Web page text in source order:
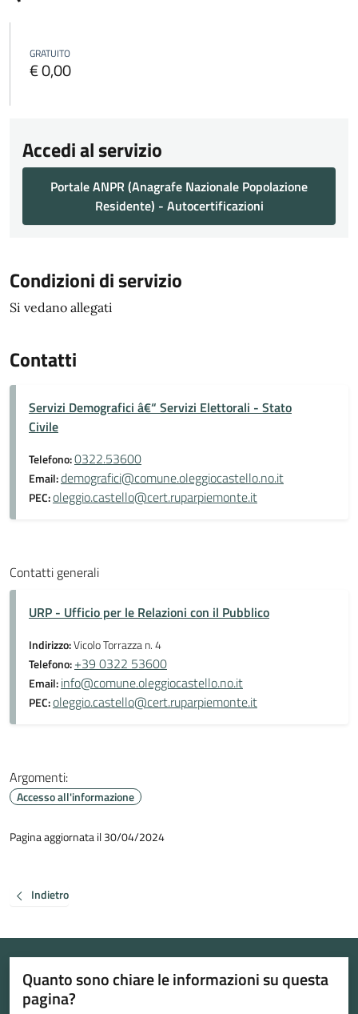
GRATUITO
€ 0,00
Accedi al servizio
Portale ANPR (Anagrafe Nazionale Popolazione
Residente) - Autocertificazioni
Condizioni di servizio
Si vedano allegati
Contatti
Servizi Demografici â€“ Servizi Elettorali - Stato
Civile
Telefono:0322.53600
Email:demografici@comune.oleggiocastello.no.it
PEC:oleggio.castello@cert.ruparpiemonte.it
Contatti generali
URP - Ufficio per le Relazioni con il Pubblico
Indirizzo:Vicolo Torrazza n. 4
Telefono:+39 0322 53600
Email:info@comune.oleggiocastello.no.it
PEC:oleggio.castello@cert.ruparpiemonte.it
Argomenti:
Accesso all'informazione
Pagina aggiornata il 30/04/2024
Indietro
Quanto sono chiare le informazioni su questa
pagina?